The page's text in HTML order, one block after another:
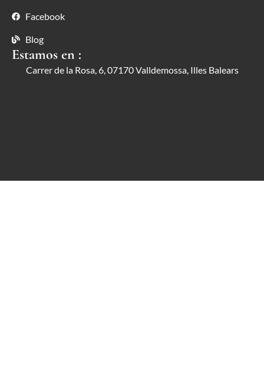
Facebook
Blog
Estamos en :
Carrer de la Rosa, 6, 07170 Valldemossa, Illes Balears